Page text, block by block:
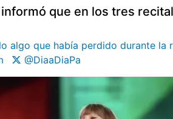
que en los tres
algo que había perdido durante la
@DiaaDiaPa